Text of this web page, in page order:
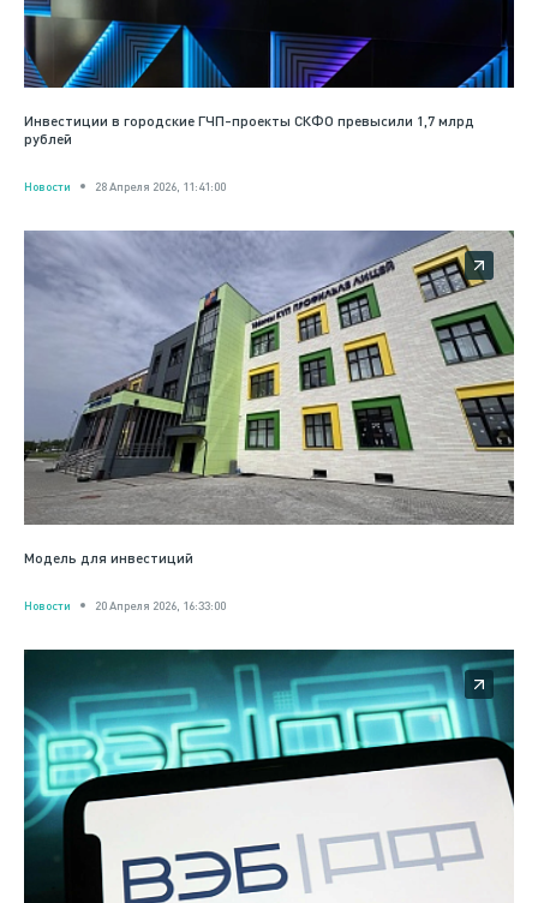
Инвестиции в городские ГЧП-проекты СКФО превысили 1,7 млрд
рублей
Новости 28 Апреля 2026, 11:41:00
Модель для инвестиций
Новости 20 Апреля 2026, 16:33:00